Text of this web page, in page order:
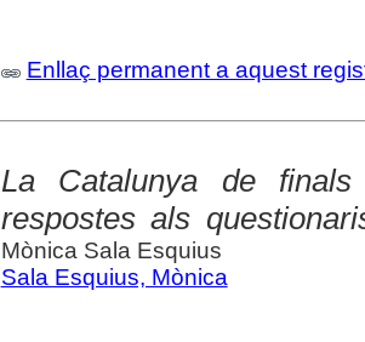
Enllaç permanent a aquest
La Catalunya de
respostes als
Mònica Sala Esquius
Sala Esquius, Mònica